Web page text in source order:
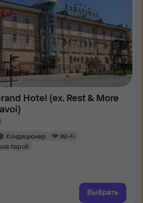
Hotel (ex. Rest & More
Кондиционер
Wi-Fi
парой
Выбрать